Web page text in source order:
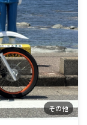
その他